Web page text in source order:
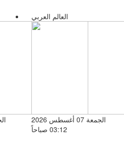
العالم العربي
الجمعة 07 أغسطس 2026
03:12 صباحاً